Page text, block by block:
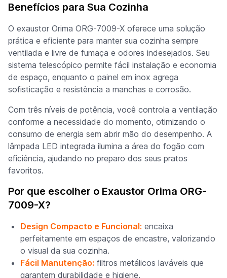
Benefícios para Sua Cozinha
O exaustor Orima ORG-7009-X oferece uma solução
prática e eficiente para manter sua cozinha sempre
ventilada e livre de fumaça e odores indesejados. Seu
sistema telescópico permite fácil instalação e economia
de espaço, enquanto o painel em inox agrega
sofisticação e resistência a manchas e corrosão.
Com três níveis de potência, você controla a ventilação
conforme a necessidade do momento, otimizando o
consumo de energia sem abrir mão do desempenho. A
lâmpada LED integrada ilumina a área do fogão com
eficiência, ajudando no preparo dos seus pratos
favoritos.
Por que escolher o Exaustor Orima ORG-
7009-X?
Design Compacto e Funcional: encaixa
perfeitamente em espaços de encastre, valorizando
o visual da sua cozinha.
Fácil Manutenção: filtros metálicos laváveis que
garantem durabilidade e higiene.